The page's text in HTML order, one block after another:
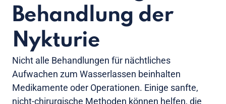
Behandlung der
Nykturie
Nicht alle Behandlungen für nächtliches
Aufwachen zum Wasserlassen beinhalten
Medikamente oder Operationen. Einige sanfte,
nicht-chirurgische Methoden können helfen, die